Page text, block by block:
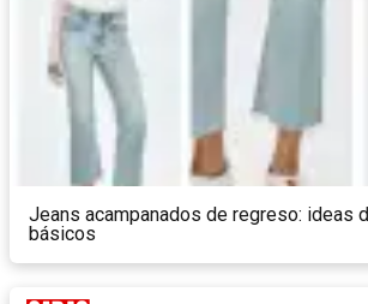
Jeans acampanados de regreso: ideas
básicos